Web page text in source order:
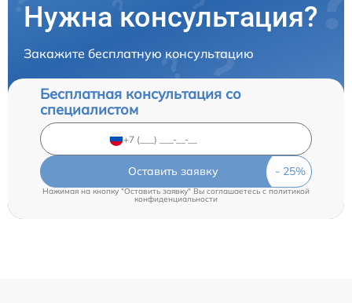
Нужна консультация?
Закажите бесплатную консультацию
Бесплатная консультация со
специалистом
Оставить заявку
Нажимая на кнопку "Оставить заявку" Вы соглашаетесь c политикой
конфиденциальности